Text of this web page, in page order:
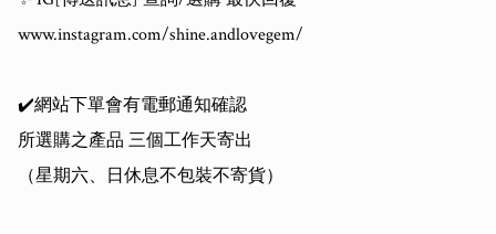
www.instagram.com/shine.andlovegem/
✔️網站下單會有電郵通知確認
所選購之產品 三個工作天寄出
（星期六、日休息不包裝不寄貨）